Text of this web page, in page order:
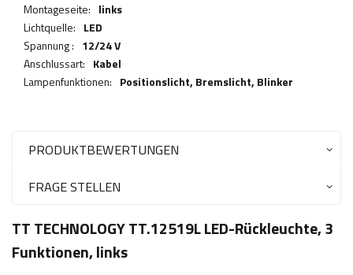
Montageseite: links
Lichtquelle: LED
Spannung : 12/24 V
Anschlussart: Kabel
Lampenfunktionen: Positionslicht, Bremslicht, Blinker
PRODUKTBEWERTUNGEN
FRAGE STELLEN
TT TECHNOLOGY TT.12519L LED-Rückleuchte, 3
Funktionen, links